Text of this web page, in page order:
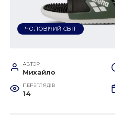
ЧОЛОВІЧИЙ СВІТ
АВТОР
Михайло
ПЕРЕГЛЯДІВ
14